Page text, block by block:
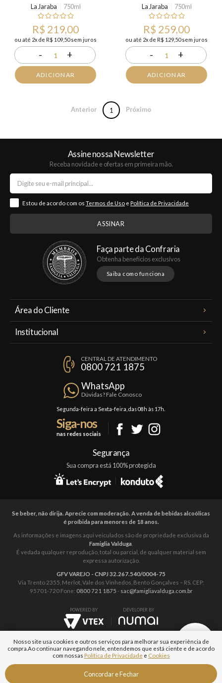
La Jaraba
750ml
R$ 219,00
ou até 2x de R$ 109,50 sem juros
- 1 +
ADICIONAR
La Jaraba
750ml
R$ 259,00
ou até 2x de R$ 129,50 sem juros
- 1 +
ADICIONAR
Anterior 1 Próximo
Assine nossa Newsletter
Receba novidade e ofertas em primeira mão.
Estou de acordo com os Termos de Uso e Política de Privacidade
Faça parte da Confraria
Obtenha benefícios exclusivos
Saiba como funciona
Área do Cliente
Meus Pedidos
Institucional
A Famiglia Valduga
Política de Privacidade
Trocas e Devoluções
Formas de Pagamento
CENTRAL DE ATENDIMENTO
0800 721 1875
WhatsApp
Dúvidas? Fale Conosco
Segunda-feira a Sexta-feira, das 08h às 17h.
Siga-nos
nas redes sociais
Segurança
Sua compra está 100% protegida
Se beber, não dirija. Aprecie com moderação. A venda de bebidas alcoólicas
é proíbida para menores de 18 anos.
As informações e imagens aqui veiculados são de propriedade exclusiva da
Famiglia Valduga
É vedada qualquer reprodução, total ou parcial, de qualquer material sem
expressa autorização.
GFV VAREJO - CNPJ 32.267.540/0004-75
Via Trento 2355, Merlot, Vale dos Vinhedos, Bento Gonçalves – RS. CEP:
95701-720 Fone: 0800 721 1875 - sac@famigliavalduga.com.br
POWERED BY DEVELOPER BY
Nosso site usa cookies e outros serviços para melhorar sua experiência de
compra. Ao continuar navegando nele, entendemos que está ciente e de acordo
com nossas Política de Privacidade e Cookies
Concordar e Fechar